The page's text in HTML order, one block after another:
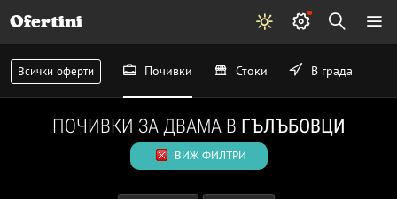
Ofertini
Всички оферти Почивки Стоки В града
ПОЧИВКИ ЗА ДВАМА В ГЪЛЪБОВЦИ
ВИЖ ФИЛТРИ